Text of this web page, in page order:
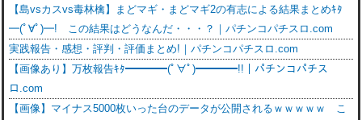
【島vsカスvs毒林檎】まどマギ・まどマギ2の有志による結果まとめｷﾀ
━(ﾟ∀ﾟ)━! この結果はどうなんだ・・・？｜パチンコパチスロ.com
実践報告・感想・評判・評価まとめ!｜パチンコパチスロ.com
【画像あり】万枚報告ｷﾀ━━━━(ﾟ∀ﾟ)━━━━!!｜パチンコパチス
ロ.com
【画像】マイナス5000枚いった台のデータが公開されるｗｗｗｗｗ こ